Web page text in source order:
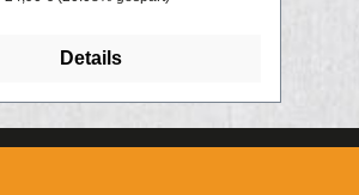
rausfinden wollt,
Print Rubrik aus!
Details